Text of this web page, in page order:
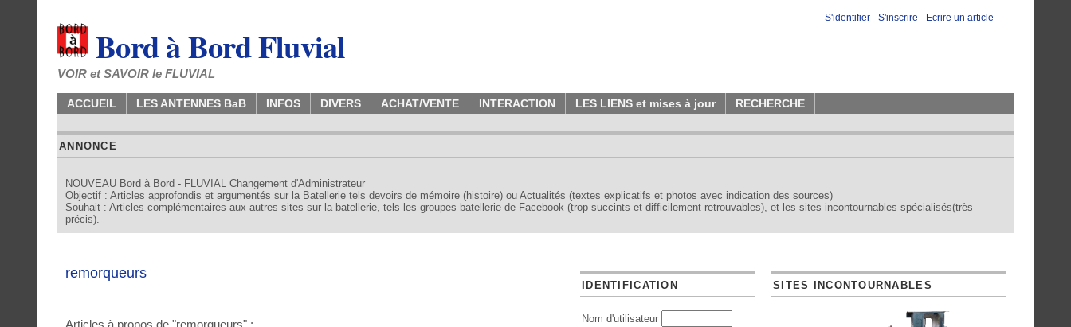
S'identifier - S'inscrire - Ecrire un article
Bord à Bord Fluvial
VOIR et SAVOIR le FLUVIAL
ACCUEIL LES ANTENNES BaB INFOS DIVERS ACHAT/VENTE INTERACTION LES LIENS et mises à jour RECHERCHE
ANNONCE
NOUVEAU Bord à Bord - FLUVIAL Changement d'Administrateur
Objectif : Articles approfondis et argumentés sur la Batellerie tels devoirs de mémoire (histoire) ou Actualités (textes explicatifs et photos avec indication des sources)
Souhait : Articles complémentaires aux autres sites sur la batellerie, tels les groupes batellerie de Facebook (trop succints et difficilement retrouvables), et les sites incontournables spécialisés(très
précis).
remorqueurs
Articles à propos de "remorqueurs" :
IDENTIFICATION
Nom d'utilisateur
SITES INCONTOURNABLES